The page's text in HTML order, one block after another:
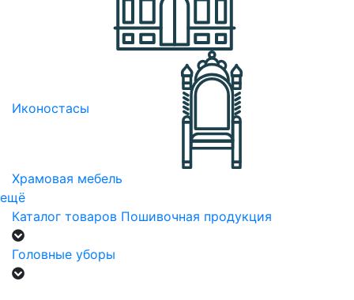
Иконостасы
Храмовая мебель
ещё
Каталог товаров Пошивочная продукция
Головные уборы